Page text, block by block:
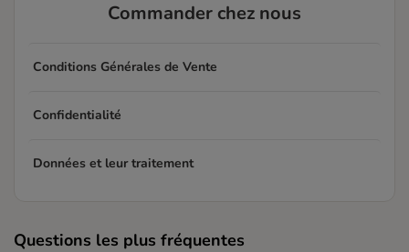
Commander chez nous
Conditions Générales de Vente
Confidentialité
Données et leur traitement
Questions les plus fréquentes